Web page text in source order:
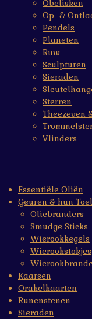
Obelisken
Op- &
Pendels
Planeten
Ruw
Sculpturen
Sieraden
Sterren
Theezeven
Vlinders
Essentiële Oliën
Geuren & hun
Oliebranders
Smudge Sticks
Wierookkegels
Wierookstokjes
Kaarsen
Orakelkaarten
Runenstenen
Sieraden